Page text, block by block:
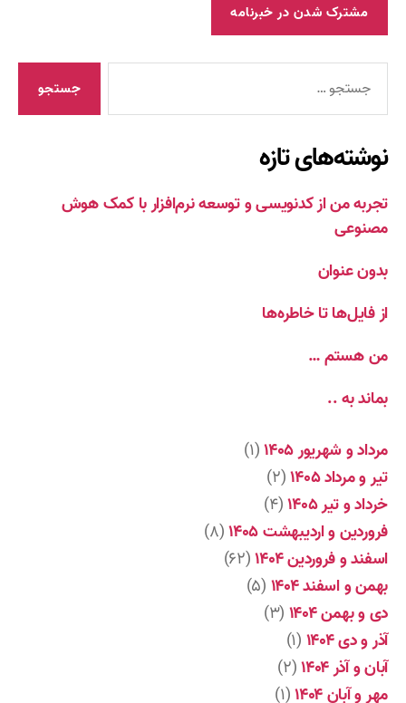
نوشته‌های تازه
تجربه من از کدنویسی و توسعه نرم‌افزار با کمک هوش
مصنوعی
بدون عنوان
از فایل‌ها تا خاطره‌ها
من هستم …
بماند به ..
مرداد و شهریور ۱۴۰۵
(۱)
تیر و مرداد ۱۴۰۵
(۲)
خرداد و تیر ۱۴۰۵
(۴)
فروردین و اردیبهشت ۱۴۰۵
(۸)
اسفند و فروردین ۱۴۰۴
(۶۲)
بهمن و اسفند ۱۴۰۴
(۵)
دی و بهمن ۱۴۰۴
(۳)
آذر و دی ۱۴۰۴
(۱)
آبان و آذر ۱۴۰۴
(۲)
مهر و آبان ۱۴۰۴
(۱)